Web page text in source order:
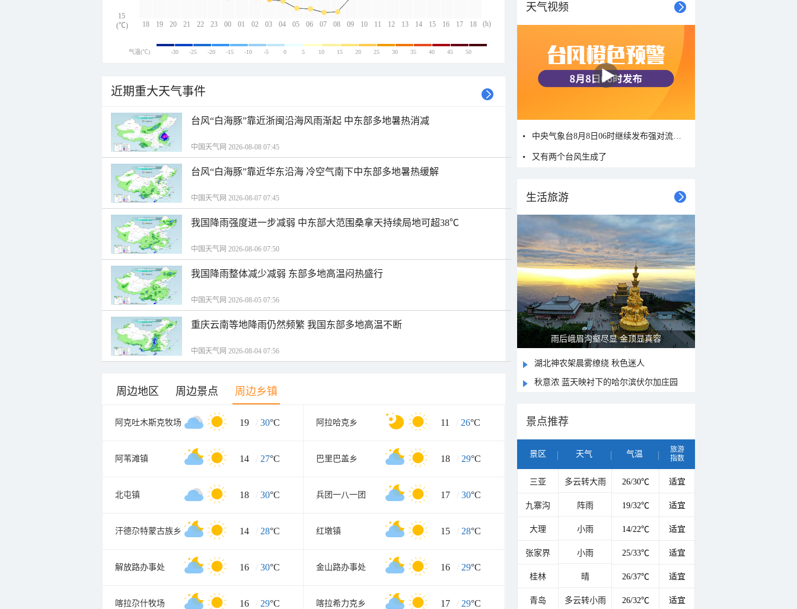
18 19 20 21 22 23 00 01 02 03 04 05 06 07 08 09 10 11 12 13 14 15 16 17 18
15
(h)
(℃)
气温(℃) -30 -25 -20 -15 -10 -5 0 5 10 15 20 25 30 35 40 45 50
近期重大天气事件
台风“白海豚”靠近浙闽沿海风雨渐起 中东部多地暑热消减
中国天气网 2026-08-08 07:45
台风“白海豚”靠近华东沿海 冷空气南下中东部多地暑热缓解
中国天气网 2026-08-07 07:45
我国降雨强度进一步减弱 中东部大范围桑拿天持续局地可超38℃
中国天气网 2026-08-06 07:50
我国降雨整体减少减弱 东部多地高温闷热盛行
中国天气网 2026-08-05 07:56
重庆云南等地降雨仍然频繁 我国东部多地高温不断
中国天气网 2026-08-04 07:56
周边地区 周边景点 周边乡镇
阿克吐木斯克牧场 19 / 30°C 阿拉哈克乡 11 / 26°C
阿苇滩镇 14 / 27°C 巴里巴盖乡 18 / 29°C
北屯镇 18 / 30°C 兵团一八一团 17 / 30°C
汗德尕特蒙古族乡 14 / 28°C 红墩镇 15 / 28°C
解放路办事处 16 / 30°C 金山路办事处 16 / 29°C
喀拉尕什牧场 16 / 29°C 喀拉希力克乡 17 / 29°C
天气视频
又有两个台风生成了
生活旅游
雨后峨眉沟壑尽显 金顶显真容
湖北神农架晨雾缭绕 秋色迷人
秋意浓 蓝天映衬下的哈尔滨伏尔加庄园
景点推荐
景区 天气 气温
旅游
指数
三亚 多云转大雨 26/30℃ 适宜
九寨沟 阵雨 19/32℃ 适宜
大理 小雨 14/22℃ 适宜
张家界 小雨 25/33℃ 适宜
桂林 晴 26/37℃ 适宜
青岛 多云转小雨 26/32℃ 适宜